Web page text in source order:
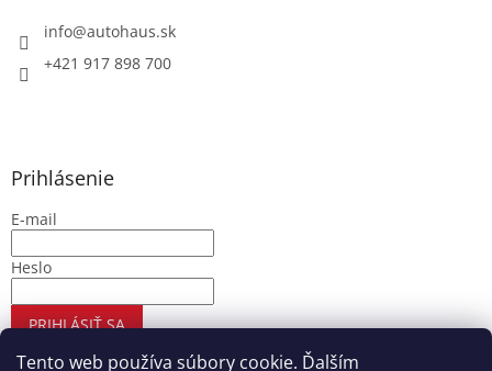
Tento web používa súbory cookie. Ďalším
info@autohaus.sk
+421 917 898 700
Prihlásenie
E-mail
Heslo
PRIHLÁSIŤ SA
Nová registrácia Zabudnuté heslo